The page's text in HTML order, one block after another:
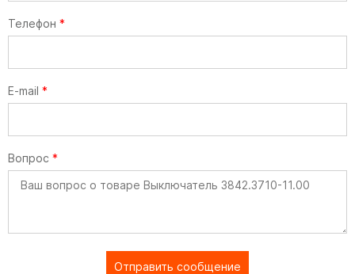
Телефон *
E-mail *
Вопрос *
Отправить сообщение